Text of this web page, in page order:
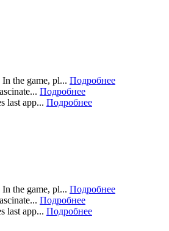
the game, pl... Подробнее
Подробнее
last app... Подробнее
the game, pl... Подробнее
Подробнее
last app... Подробнее